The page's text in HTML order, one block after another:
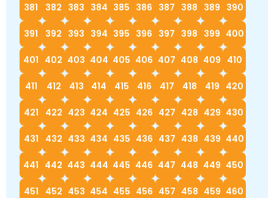
381 382 383 384 385 386 387 388 389 390
391 392 393 394 395 396 397 398 399 400
401 402 403 404 405 406 407 408 409 410
411 412 413 414 415 416 417 418 419 420
421 422 423 424 425 426 427 428 429 430
431 432 433 434 435 436 437 438 439 440
441 442 443 444 445 446 447 448 449 450
451 452 453 454 455 456 457 458 459 460